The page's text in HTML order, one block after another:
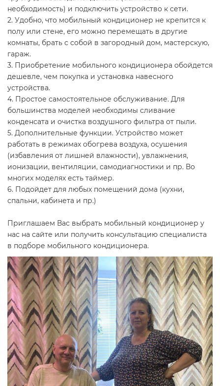
необходимость) и подключить устройство к сети.
2. Удобно, что мобильный кондиционер не крепится к
полу или стене, его можно перемещать в другие
комнаты, брать с собой в загородный дом, мастерскую,
гараж.
3. Приобретение мобильного кондиционера обойдется
дешевле, чем покупка и установка навесного
устройства.
4. Простое самостоятельное обслуживание. Для
большинства моделей необходимы сливание
конденсата и очистка воздушного фильтра от пыли.
5. Дополнительные функции. Устройство может
работать в режимах обогрева воздуха, осушения
(избавления от лишней влажности), увлажнения,
ионизации, вентиляции, самодиагностики и пр. Во
многих моделях есть таймер.
6. Подойдет для любых помещений дома (кухни,
спальни, кабинета и пр.)
Приглашаем Вас выбрать мобильный кондиционер у
нас на сайте или получить консультацию специалиста
в подборе мобильного кондиционера.